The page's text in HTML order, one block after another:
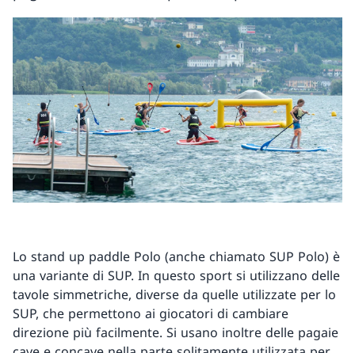
Lo stand up paddle Polo (anche chiamato SUP Polo) è
una variante di SUP. In questo sport si utilizzano delle
tavole simmetriche, diverse da quelle utilizzate per lo
SUP, che permettono ai giocatori di cambiare
direzione più facilmente. Si usano inoltre delle pagaie